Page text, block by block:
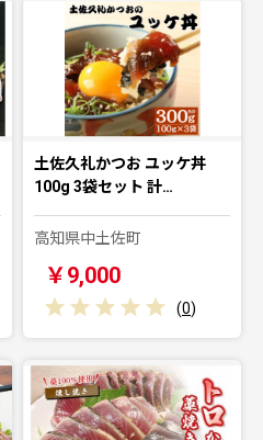
土佐久礼かつお ユッケ丼
100g 3袋セット 計…
高知県中土佐町
￥9,000
(0)